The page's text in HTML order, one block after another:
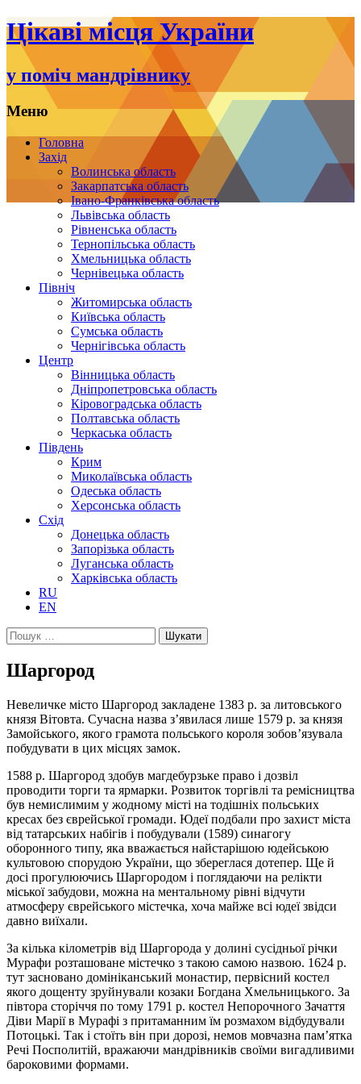
Цікаві місця України
у поміч мандрівнику
Меню
Переміститись
Головна
Захід
Волинська область
Закарпатська область
Івано-Франківська область
Львівська область
Рівненська область
Тернопільська область
Хмельницька область
Чернівецька область
Північ
Житомирська область
Київська область
Сумська область
Чернігівська область
Центр
Вінницька область
Дніпропетровська область
Кіровоградська область
Полтавська область
Черкаська область
Південь
Крим
Миколаївська область
Одеська область
Херсонська область
Схід
Донецька область
Запорізька область
Луганська область
Харківська область
RU
EN
Пошук:
Шаргород
Невеличке місто Шаргород закладене 1383 р. за литовського
князя Вітовта. Сучасна назва з’явилася лише 1579 р. за князя
Замойського, якого грамота польського короля зобов’язувала
побудувати в цих місцях замок.
1588 р. Шаргород здобув магдебурзьке право і дозвіл
проводити торги та ярмарки. Розвиток торгівлі та ремісництва
був немислимим у жодному місті на тодішніх польських
кресах без єврейської громади. Юдеї подбали про захист міста
від татарських набігів і побудували (1589) синагогу
оборонного типу, яка вважається найстарішою юдейською
культовою спорудою України, що збереглася дотепер. Ще й
досі прогулюючись Шаргородом і поглядаючи на релікти
міської забудови, можна на ментальному рівні відчути
атмосферу єврейського містечка, хоча майже всі юдеї звідси
давно виїхали.
За кілька кілометрів від Шаргорода у долині сусідньої річки
Мурафи розташоване містечко з такою самою назвою. 1624 р.
тут засновано домініканський монастир, первісний костел
якого дощенту зруйнували козаки Богдана Хмельницького. За
півтора сторіччя по тому 1791 р. костел Непорочного Зачаття
Діви Марії в Мурафі з притаманним їм розмахом відбудували
Потоцькі. Так і стоїть він при дорозі, немов мовчазна пам’ятка
Речі Посполитій, вражаючи мандрівників своїми вигадливими
бароковими формами.